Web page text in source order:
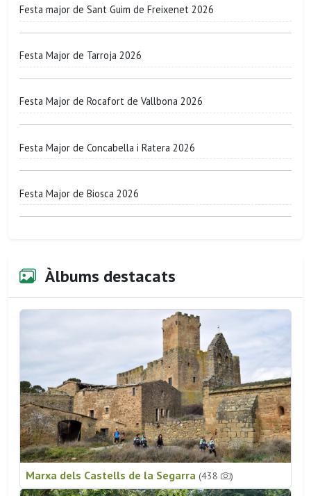
Festa major de Sant Guim de Freixenet 2026
Festa Major de Tarroja 2026
Festa Major de Rocafort de Vallbona 2026
Festa Major de Concabella i Ratera 2026
Festa Major de Biosca 2026
Àlbums destacats
Marxa dels Castells de la Segarra (438 )